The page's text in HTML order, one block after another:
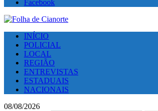
Facebook
INÍCIO
POLICIAL
LOCAL
REGIÃO
ENTREVISTAS
ESTADUAIS
NACIONAIS
08/08/2026